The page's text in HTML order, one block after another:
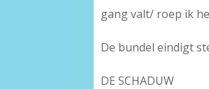
gang valt/ roep ik
De bundel eindigt
DE SCHADUW